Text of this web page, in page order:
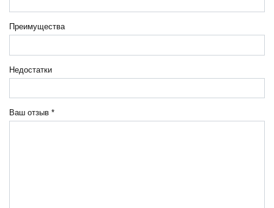
Ваш отзыв *
Преимущества
Недостатки